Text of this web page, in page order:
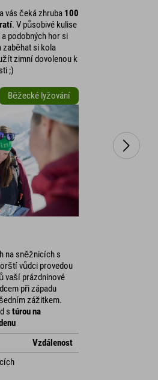
vás čeká zhruba 100
. V působivé kulise
podobných hor si
si kola
zimní dovolenou k
;)
Běžecké lyžování
na sněžnicích s
vůdci provedou
vaší prázdninové
při západu
zážitkem.
s túrou na
Vzdálenost